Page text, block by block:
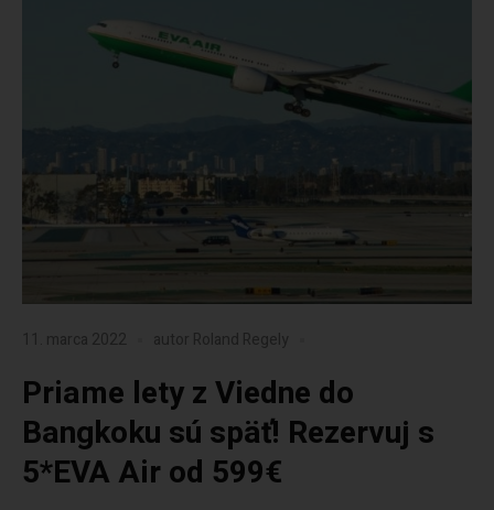
11. marca 2022 autor Roland Regely
Priame lety z Viedne do
Bangkoku sú späť! Rezervuj s
5*EVA Air od 599€